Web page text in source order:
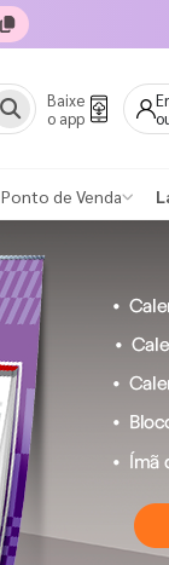
Baixe
o app
Ponto de Venda